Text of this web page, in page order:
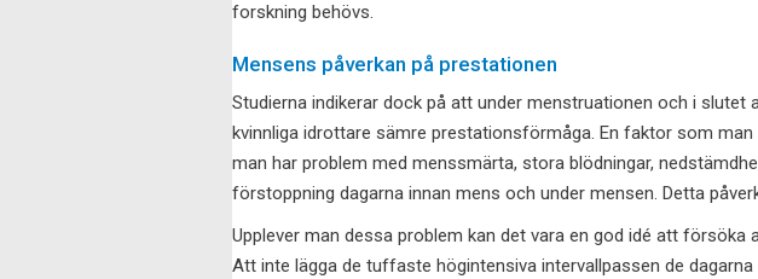
forskning behövs.
Mensens påverkan på prestationen
Studierna indikerar dock på att under menstruationen och i slutet
kvinnliga idrottare sämre prestationsförmåga. En faktor som
man har problem med menssmärta, stora blödningar,
förstoppning dagarna innan mens och under mensen. Detta
Upplever man dessa problem kan det vara en god idé att försöka
Att inte lägga de tuffaste högintensiva intervallpassen de